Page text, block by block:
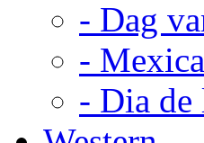
- Dag
-
- Dia de